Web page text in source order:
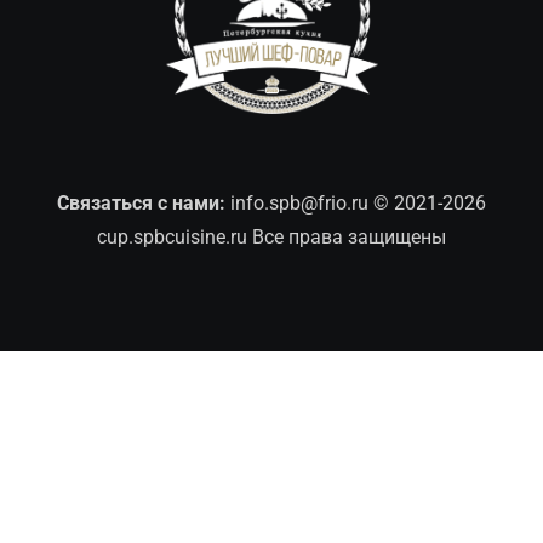
Связаться с нами: info.spb@frio.ru © 2021-2026
cup.spbcuisine.ru Все права защищены